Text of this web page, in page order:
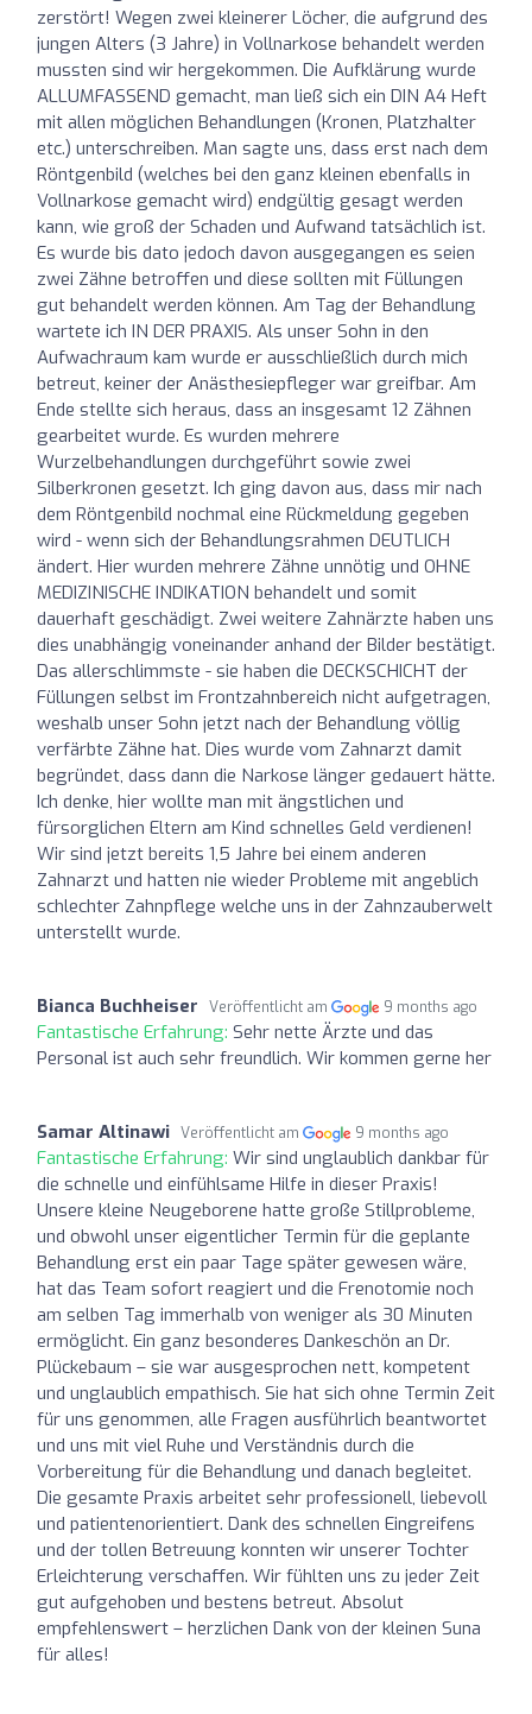
zerstört! Wegen zwei kleinerer Löcher, die aufgrund des
jungen Alters (3 Jahre) in Vollnarkose behandelt werden
mussten sind wir hergekommen. Die Aufklärung wurde
ALLUMFASSEND gemacht, man ließ sich ein DIN A4 Heft
mit allen möglichen Behandlungen (Kronen, Platzhalter
etc.) unterschreiben. Man sagte uns, dass erst nach dem
Röntgenbild (welches bei den ganz kleinen ebenfalls in
Vollnarkose gemacht wird) endgültig gesagt werden
kann, wie groß der Schaden und Aufwand tatsächlich ist.
Es wurde bis dato jedoch davon ausgegangen es seien
zwei Zähne betroffen und diese sollten mit Füllungen
gut behandelt werden können. Am Tag der Behandlung
wartete ich IN DER PRAXIS. Als unser Sohn in den
Aufwachraum kam wurde er ausschließlich durch mich
betreut, keiner der Anästhesiepfleger war greifbar. Am
Ende stellte sich heraus, dass an insgesamt 12 Zähnen
gearbeitet wurde. Es wurden mehrere
Wurzelbehandlungen durchgeführt sowie zwei
Silberkronen gesetzt. Ich ging davon aus, dass mir nach
dem Röntgenbild nochmal eine Rückmeldung gegeben
wird - wenn sich der Behandlungsrahmen DEUTLICH
ändert. Hier wurden mehrere Zähne unnötig und OHNE
MEDIZINISCHE INDIKATION behandelt und somit
dauerhaft geschädigt. Zwei weitere Zahnärzte haben uns
dies unabhängig voneinander anhand der Bilder bestätigt.
Das allerschlimmste - sie haben die DECKSCHICHT der
Füllungen selbst im Frontzahnbereich nicht aufgetragen,
weshalb unser Sohn jetzt nach der Behandlung völlig
verfärbte Zähne hat. Dies wurde vom Zahnarzt damit
begründet, dass dann die Narkose länger gedauert hätte.
Ich denke, hier wollte man mit ängstlichen und
fürsorglichen Eltern am Kind schnelles Geld verdienen!
Wir sind jetzt bereits 1,5 Jahre bei einem anderen
Zahnarzt und hatten nie wieder Probleme mit angeblich
schlechter Zahnpflege welche uns in der Zahnzauberwelt
unterstellt wurde.
Bianca Buchheiser Veröffentlicht am 9 months ago
Fantastische Erfahrung: Sehr nette Ärzte und das
Personal ist auch sehr freundlich. Wir kommen gerne her
Samar Altinawi Veröffentlicht am 9 months ago
Fantastische Erfahrung: Wir sind unglaublich dankbar für
die schnelle und einfühlsame Hilfe in dieser Praxis!
Unsere kleine Neugeborene hatte große Stillprobleme,
und obwohl unser eigentlicher Termin für die geplante
Behandlung erst ein paar Tage später gewesen wäre,
hat das Team sofort reagiert und die Frenotomie noch
am selben Tag immerhalb von weniger als 30 Minuten
ermöglicht. Ein ganz besonderes Dankeschön an Dr.
Plückebaum – sie war ausgesprochen nett, kompetent
und unglaublich empathisch. Sie hat sich ohne Termin Zeit
für uns genommen, alle Fragen ausführlich beantwortet
und uns mit viel Ruhe und Verständnis durch die
Vorbereitung für die Behandlung und danach begleitet.
Die gesamte Praxis arbeitet sehr professionell, liebevoll
und patientenorientiert. Dank des schnellen Eingreifens
und der tollen Betreuung konnten wir unserer Tochter
Erleichterung verschaffen. Wir fühlten uns zu jeder Zeit
gut aufgehoben und bestens betreut. Absolut
empfehlenswert – herzlichen Dank von der kleinen Suna
für alles!